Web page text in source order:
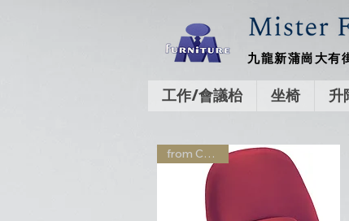
九龍新蒲崗大有
工作/會議枱 坐椅 升
from Canada